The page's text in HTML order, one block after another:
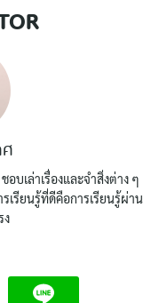
บเล่าเรื่องและจำสิ่งต่าง ๆ
เรียนรู้ที่ดีคือการเรียนรู้ผ่าน
ง